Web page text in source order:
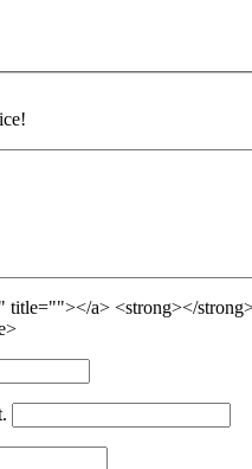
title=""></a> <strong></